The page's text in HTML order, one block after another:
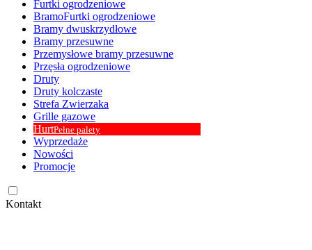
Furtki ogrodzeniowe
BramoFurtki ogrodzeniowe
Bramy dwuskrzydłowe
Bramy przesuwne
Przemysłowe bramy przesuwne
Przęsła ogrodzeniowe
Druty
Druty kolczaste
Strefa Zwierzaka
Grille gazowe
HurtPełne palety
Wyprzedaże
Nowości
Promocje
Kontakt